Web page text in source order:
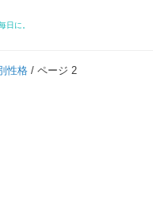
日に。
性格 / ページ 2